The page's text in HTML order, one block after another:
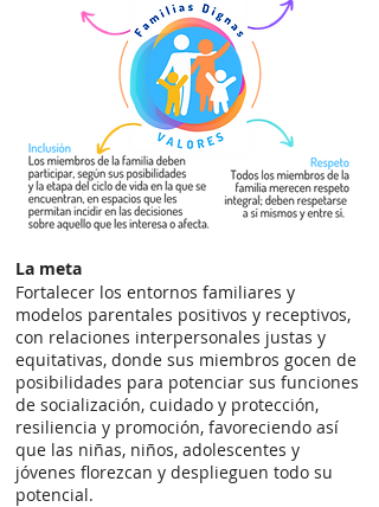
La meta
Fortalecer los entornos familiares y
modelos parentales positivos y receptivos,
con relaciones interpersonales justas y
equitativas, donde sus miembros gocen de
posibilidades para potenciar sus funciones
de socialización, cuidado y protección,
resiliencia y promoción, favoreciendo así
que las niñas, niños, adolescentes y
jóvenes florezcan y desplieguen todo su
potencial.